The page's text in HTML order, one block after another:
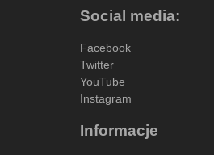
Social media:
Facebook
Twitter
YouTube
Instagram
Informacje